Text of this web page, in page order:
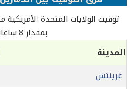
بمقدار 8 ساعات
المدينة
غرينتش